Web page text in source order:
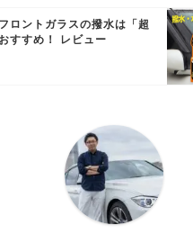
ロントガラスの撥水は「超
すすめ！ レビュー